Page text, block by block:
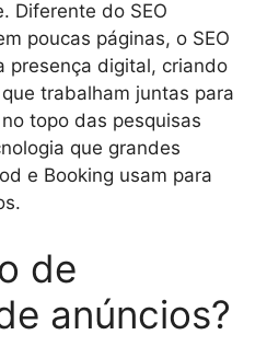
Diferente do SEO
poucas páginas, o SEO
presença digital, criando
trabalham juntas para
topo das pesquisas
que grandes
e Booking usam para
de
anúncios?